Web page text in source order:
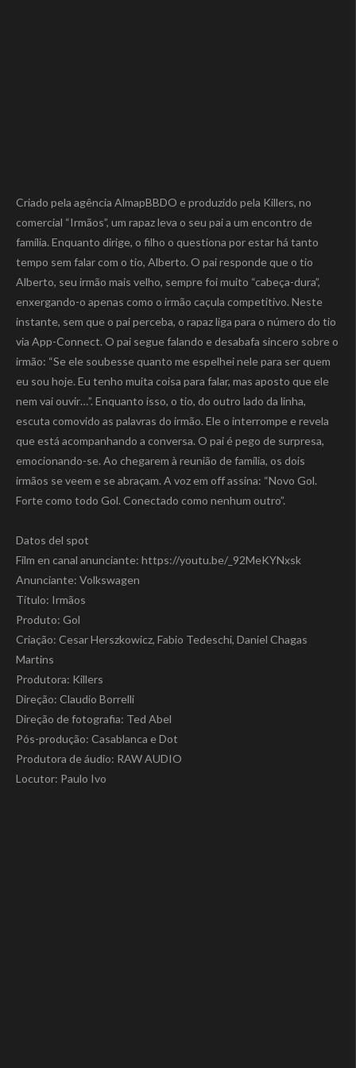
Criado pela agência AlmapBBDO e produzido pela Killers, no
comercial “Irmãos”, um rapaz leva o seu pai a um encontro de
família. Enquanto dirige, o filho o questiona por estar há tanto
tempo sem falar com o tio, Alberto. O pai responde que o tio
Alberto, seu irmão mais velho, sempre foi muito “cabeça-dura”,
enxergando-o apenas como o irmão caçula competitivo. Neste
instante, sem que o pai perceba, o rapaz liga para o número do tio
via App-Connect. O pai segue falando e desabafa sincero sobre o
irmão: “Se ele soubesse quanto me espelhei nele para ser quem
eu sou hoje. Eu tenho muita coisa para falar, mas aposto que ele
nem vai ouvir…”. Enquanto isso, o tio, do outro lado da linha,
escuta comovido as palavras do irmão. Ele o interrompe e revela
que está acompanhando a conversa. O pai é pego de surpresa,
emocionando-se. Ao chegarem à reunião de família, os dois
irmãos se veem e se abraçam. A voz em off assina: “Novo Gol.
Forte como todo Gol. Conectado como nenhum outro”.
Datos del spot
Film en canal anunciante: https://youtu.be/_92MeKYNxsk
Anunciante: Volkswagen
Título: Irmãos
Produto: Gol
Criação: Cesar Herszkowicz, Fabio Tedeschi, Daniel Chagas
Martins
Produtora: Killers
Direção: Claudio Borrelli
Direção de fotografia: Ted Abel
Pós-produção: Casablanca e Dot
Produtora de áudio: RAW AUDIO
Locutor: Paulo Ivo